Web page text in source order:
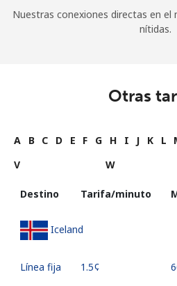
Nuestras conexiones directas en
nítidas.
Otras
A B C D E F G H I J K L
V
W
Destino Tarifa/minuto
Iceland
Línea fija ⁦1.5¢⁩